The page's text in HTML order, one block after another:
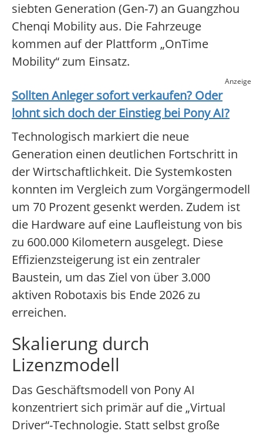
siebten Generation (Gen-7) an Guangzhou
Chenqi Mobility aus. Die Fahrzeuge
kommen auf der Plattform „OnTime
Mobility“ zum Einsatz.
Anzeige
Sollten Anleger sofort verkaufen? Oder
lohnt sich doch der Einstieg bei Pony AI?
Technologisch markiert die neue
Generation einen deutlichen Fortschritt in
der Wirtschaftlichkeit. Die Systemkosten
konnten im Vergleich zum Vorgängermodell
um 70 Prozent gesenkt werden. Zudem ist
die Hardware auf eine Laufleistung von bis
zu 600.000 Kilometern ausgelegt. Diese
Effizienzsteigerung ist ein zentraler
Baustein, um das Ziel von über 3.000
aktiven Robotaxis bis Ende 2026 zu
erreichen.
Skalierung durch
Lizenzmodell
Das Geschäftsmodell von Pony AI
konzentriert sich primär auf die „Virtual
Driver“-Technologie. Statt selbst große